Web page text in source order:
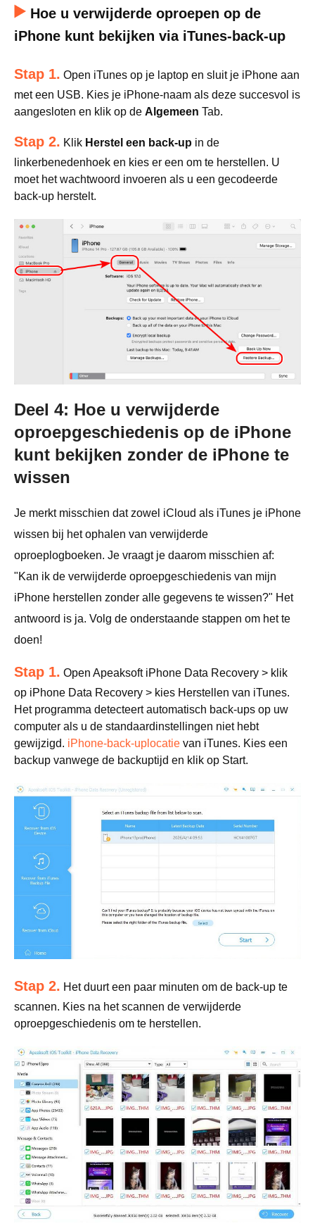
Hoe u verwijderde oproepen op de
iPhone kunt bekijken via iTunes-back-up
Stap 1. Open iTunes op je laptop en sluit je iPhone aan
met een USB. Kies je iPhone-naam als deze succesvol is
aangesloten en klik op de Algemeen Tab.
Stap 2. Klik Herstel een back-up in de
linkerbenedenhoek en kies er een om te herstellen. U
moet het wachtwoord invoeren als u een gecodeerde
back-up herstelt.
Deel 4: Hoe u verwijderde
oproepgeschiedenis op de iPhone
kunt bekijken zonder de iPhone te
wissen
Je merkt misschien dat zowel iCloud als iTunes je iPhone
wissen bij het ophalen van verwijderde
oproeplogboeken. Je vraagt ​​je daarom misschien af:
"Kan ik de verwijderde oproepgeschiedenis van mijn
iPhone herstellen zonder alle gegevens te wissen?" Het
antwoord is ja. Volg de onderstaande stappen om het te
doen!
Stap 1. Open Apeaksoft iPhone Data Recovery > klik
op iPhone Data Recovery > kies Herstellen van iTunes.
Het programma detecteert automatisch back-ups op uw
computer als u de standaardinstellingen niet hebt
gewijzigd. iPhone-back-uplocatie van iTunes. Kies een
backup vanwege de backuptijd en klik op Start.
Stap 2. Het duurt een paar minuten om de back-up te
scannen. Kies na het scannen de verwijderde
oproepgeschiedenis om te herstellen.